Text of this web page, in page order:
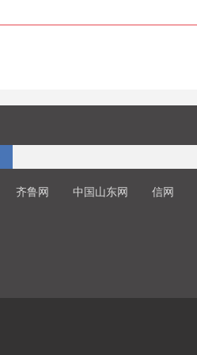
齐鲁网 中国山东网 信网